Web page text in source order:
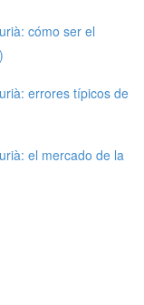
cómo ser el
errores típicos de
el mercado de la